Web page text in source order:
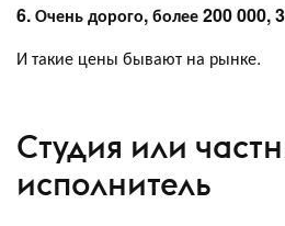
6. Очень дорого, более 200 000,
И такие цены бывают на рынке.
Студия или
исполнитель